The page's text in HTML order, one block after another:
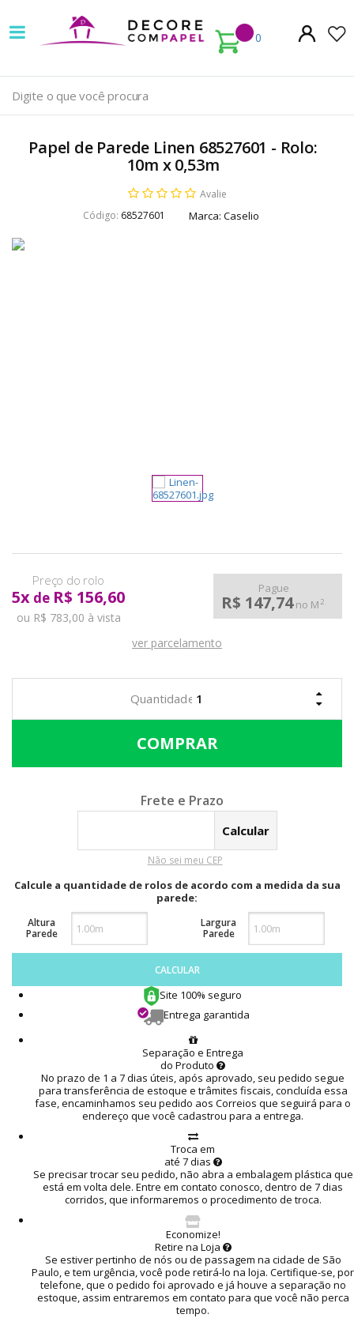
0
Decore
com
papel
é
pioneira
venda
Papel de Parede Linen 68527601 - Rolo:
10m x 0,53m
Avalie
Código: 68527601 Marca: Caselio
5x de R$ 156,60
ou R$ 783,00 à vista
Pague
R$ 147,74no M2
ver parcelamento
Calcular o Frete
Não sei meu CEP
Calcule a quantidade de rolos de acordo com a medida da sua
parede:
Altura
Parede
Largura
Parede
CALCULAR
Site 100% seguro
Entrega garantida
Separação e Entrega
do Produto
No prazo de 1 a 7 dias úteis, após aprovado, seu pedido segue
para transferência de estoque e trâmites fiscais, concluída essa
fase, encaminhamos seu pedido aos Correios que seguirá para o
endereço que você cadastrou para a entrega.
Troca em
até 7 dias
Se precisar trocar seu pedido, não abra a embalagem plástica que
está em volta dele. Entre em contato conosco, dentro de 7 dias
corridos, que informaremos o procedimento de troca.
Economize!
Retire na Loja
Se estiver pertinho de nós ou de passagem na cidade de São
Paulo, e tem urgência, você pode retirá-lo na loja. Certifique-se, por
telefone, que o pedido foi aprovado e já houve a separação no
estoque, assim entraremos em contato para que você não perca
tempo.